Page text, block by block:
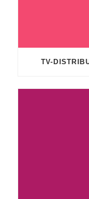
TV-